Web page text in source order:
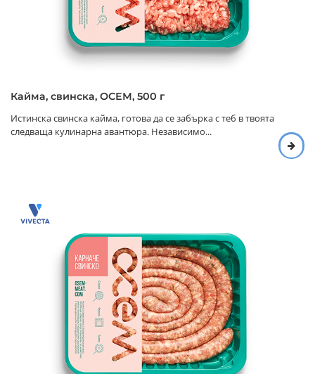
Кайма, свинска, ОСЕМ, 500 г
Истинска свинска кайма, готова да се забърка с теб в твоята
следваща кулинарна авантюра. Независимо...